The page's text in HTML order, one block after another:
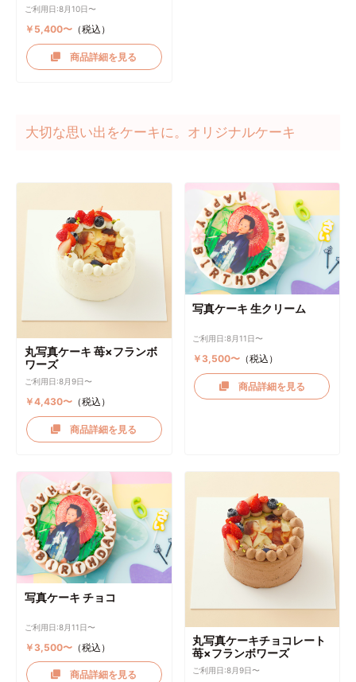
ご利用日:8月10日〜
￥5,400〜（税込）
商品詳細を見る
大切な思い出をケーキに。オリジナルケーキ
丸写真ケーキ 苺×フランボ
ワーズ
ご利用日:8月9日〜
￥4,430〜（税込）
商品詳細を見る
写真ケーキ 生クリーム
ご利用日:8月11日〜
￥3,500〜 （税込）
商品詳細を見る
写真ケーキ チョコ
ご利用日:8月11日〜
￥3,500〜（税込）
商品詳細を見る
丸写真ケーキチョコレート
苺×フランボワーズ
ご利用日:8月9日〜